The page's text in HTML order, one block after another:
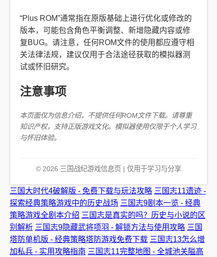
“Plus ROM”通常指在原版基础上进行优化或修改的
版本，可能包含角色平衡调整、新增隐藏内容或修
复BUG。请注意，任何ROM文件的使用都应遵守相
关法律法规，建议仅用于合法途径获取的模拟器测
试或怀旧研究。
注意事项
本页面仅为信息介绍，不提供任何ROM文件下载。请尊重
知识产权，支持正版游戏文化。模拟器使用仅限于个人学习
与怀旧体验。
© 2026 三国战纪游戏信息页 | 仅用于学习与分享
三国大时代4破解版 - 免费下载与玩法攻略 三国志11遗迹 -
探索经典策略游戏中的历史战场 三国志9剧本一览 - 经典
策略游戏全剧本介绍 三国志是真实的吗？历史与小说的区
别解析 三国志9隐藏武将项羽 - 解锁方法与使用攻略 三国
塔防单机版 - 经典策略塔防游戏免费下载 三国志13怎么增
加私兵 - 实用攻略指南 三国志11完整地图 - 全城池关隘高